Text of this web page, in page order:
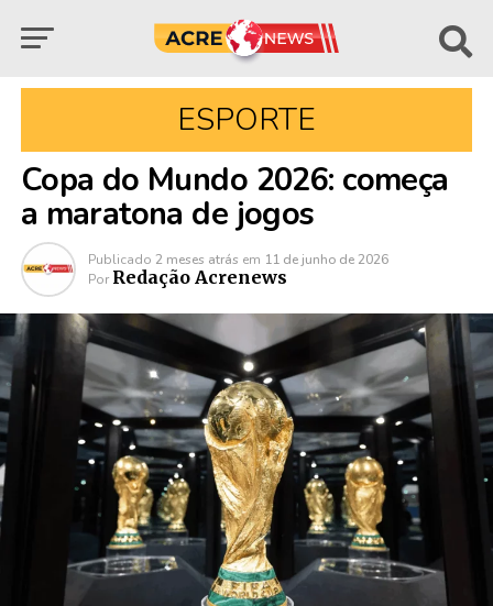
ESPORTE
Copa do Mundo 2026: começa
a maratona de jogos
Publicado 2 meses atrás em 11 de junho de 2026
Por Redação Acrenews